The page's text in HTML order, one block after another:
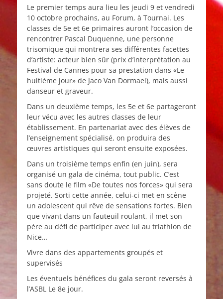
Le premier temps aura lieu les jeudi 9 et vendredi
10 octobre prochains, au Forum, à Tournai. Les
classes de 5e et 6e primaires auront l’occasion de
rencontrer Pascal Duquenne, une personne
trisomique qui montrera ses différentes facettes
d’artiste: acteur bien sûr (prix d’interprétation au
Festival de Cannes pour sa prestation dans «Le
huitième jour» de Jaco Van Dormael), mais aussi
danseur et graveur.
Dans un deuxième temps, les 5e et 6e partageront
leur vécu avec les autres classes de leur
établissement. En partenariat avec des élèves de
l’enseignement spécialisé, on produira des
œuvres artistiques qui seront ensuite exposées.
Dans un troisième temps enfin (en juin), sera
organisé un gala de cinéma, tout public. C’est
sans doute le film «De toutes nos forces» qui sera
projeté. Sorti cette année, celui-ci met en scène
un adolescent qui rêve de sensations fortes. Bien
que vivant dans un fauteuil roulant, il met son
père au défi de participer avec lui au triathlon de
Nice…
Vivre dans des appartements groupés et
supervisés
Les éventuels bénéfices du gala seront reversés à
l’ASBL Le 8e jour.